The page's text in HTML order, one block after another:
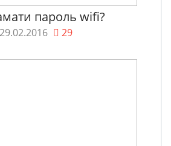
пароль wifi?
29.02.2016 29